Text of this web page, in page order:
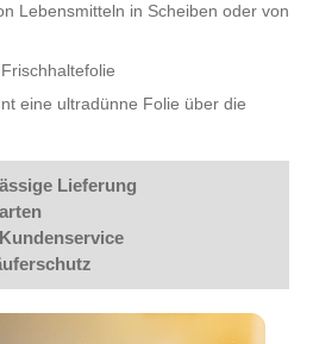
Lebensmitteln in Scheiben oder von
eine ultradünne Folie über die
Lieferung